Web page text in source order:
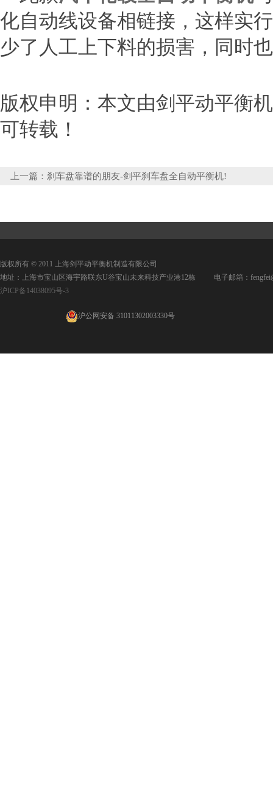
化自动线设备相链接，这样实
少了人工上下料的损害，同时
版权申明：本文由剑平动平衡
可转载！
上一篇： 刹车盘靠谱的朋友-剑平刹车盘全自动平衡机!
版权所有 © 2011 上海剑平动平衡机制造有限公司
地址：上海市宝山区海宇路联东U谷宝山未来科技产业港12栋 电子邮箱：
沪ICP备14038095号-3
沪公网安备 31011302003330号